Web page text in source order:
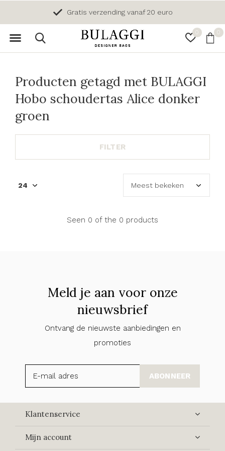
0 0
Gratis verzending vanaf 20 euro
Producten getagd met BULAGGI
Hobo schoudertas Alice donker
groen
FILTER
Seen 0 of the 0 products
Meld je aan voor onze
nieuwsbrief
Ontvang de nieuwste aanbiedingen en
promoties
ABONNEER
Klantenservice
Mijn account